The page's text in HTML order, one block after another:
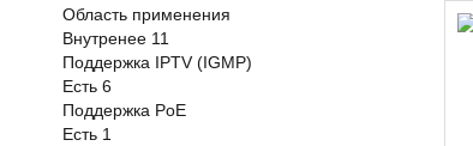
Область применения
Внутренее 11
Поддержка IPTV (IGMP)
Есть 6
Поддержка PoE
Есть 1